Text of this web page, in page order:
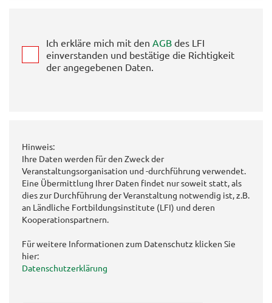
Ich erkläre mich mit den AGB des LFI
einverstanden und bestätige die Richtigkeit
der angegebenen Daten.
Hinweis:
Ihre Daten werden für den Zweck der
Veranstaltungsorganisation und -durchführung verwendet.
Eine Übermittlung Ihrer Daten findet nur soweit statt, als
dies zur Durchführung der Veranstaltung notwendig ist, z.B.
an Ländliche Fortbildungsinstitute (LFI) und deren
Kooperationspartnern.
Für weitere Informationen zum Datenschutz klicken Sie
hier:
Datenschutzerklärung